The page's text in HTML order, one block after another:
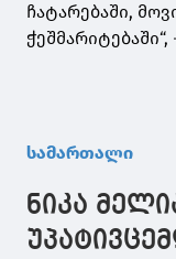
ჩატარებაში,
სამართალი
ნიკა